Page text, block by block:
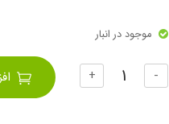
موجود در انبار
- تعداد +